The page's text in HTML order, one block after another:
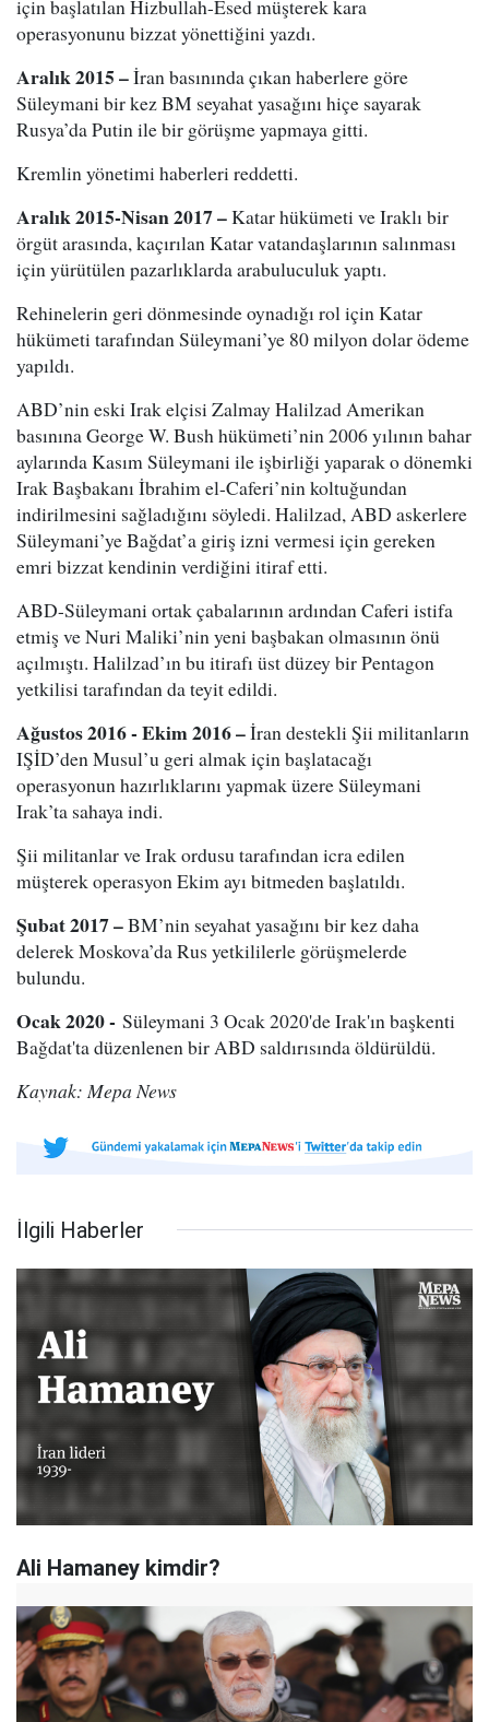
için başlatılan Hizbullah-Esed müşterek kara
operasyonunu bizzat yönettiğini yazdı.
Aralık 2015 –İran basınında çıkan haberlere göre
Süleymani bir kez BM seyahat yasağını hiçe sayarak
Rusya’da Putin ile bir görüşme yapmaya gitti.
Kremlin yönetimi haberleri reddetti.
Aralık 2015-Nisan 2017 –Katar hükümeti ve Iraklı bir
örgüt arasında, kaçırılan Katar vatandaşlarının salınması
için yürütülen pazarlıklarda arabuluculuk yaptı.
Rehinelerin geri dönmesinde oynadığı rol için Katar
hükümeti tarafından Süleymani’ye 80 milyon dolar ödeme
yapıldı.
ABD’nin eski Irak elçisi Zalmay Halilzad Amerikan
basınına George W. Bush hükümeti’nin 2006 yılının bahar
aylarında Kasım Süleymani ile işbirliği yaparak o dönemki
Irak Başbakanı İbrahim el-Caferi’nin koltuğundan
indirilmesini sağladığını söyledi. Halilzad, ABD askerlere
Süleymani’ye Bağdat’a giriş izni vermesi için gereken
emri bizzat kendinin verdiğini itiraf etti.
ABD-Süleymani ortak çabalarının ardından Caferi istifa
etmiş ve Nuri Maliki’nin yeni başbakan olmasının önü
açılmıştı. Halilzad’ın bu itirafı üst düzey bir Pentagon
yetkilisi tarafından da teyit edildi.
Ağustos 2016 - Ekim 2016 –İran destekli Şii militanların
IŞİD’den Musul’u geri almak için başlatacağı
operasyonun hazırlıklarını yapmak üzere Süleymani
Irak’ta sahaya indi.
Şii militanlar ve Irak ordusu tarafından icra edilen
müşterek operasyon Ekim ayı bitmeden başlatıldı.
Şubat 2017 –BM’nin seyahat yasağını bir kez daha
delerek Moskova’da Rus yetkililerle görüşmelerde
bulundu.
Ocak 2020 - Süleymani 3 Ocak 2020'de Irak'ın başkenti
Bağdat'ta düzenlenen bir ABD saldırısında öldürüldü.
Kaynak: Mepa News
İlgili Haberler
Ali Hamaney kimdir?